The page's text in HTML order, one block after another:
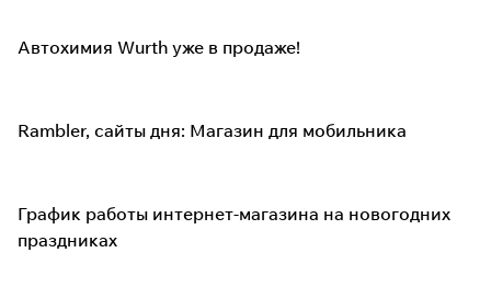
Автохимия Wurth уже в продаже!
Rambler, сайты дня: Магазин для мобильника
График работы интернет-магазина на новогодних
праздниках